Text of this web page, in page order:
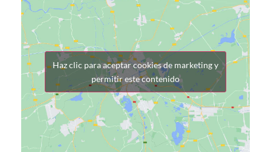
Haz clic para aceptar cookies de marketing y
permitir este contenido